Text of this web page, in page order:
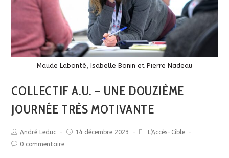
Maude Labonté, Isabelle Bonin et Pierre Nadeau
COLLECTIF A.U. – UNE DOUZIÈME
JOURNÉE TRÈS MOTIVANTE
André Leduc 14 décembre 2023
L’Accès-Cible
0 commentaire